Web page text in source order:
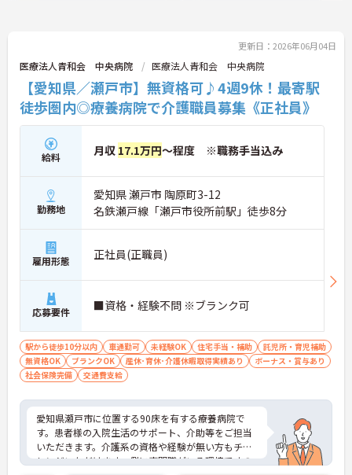
ネジメント職への挑戦も視野に入れていただけま
す。
業環境に加え、産前産後休暇や育児休暇制度がしっ
かりと整備されています。オンとオフの切り替えを
・グループホーム一棟あたりの入居者様20名定員を
常時2～4名のスタッフで支援、国基準を上回る人員
配置や夜間複数名体制が敷かれているため、業務に
追われることなくご利用者様のペースに合わせたサ
ポートが可能です。施設も専用設計で働きやすく、
ご自身の理想とする福祉を実践できる環境が整って
更新日：2026年06月04日
医療法人青和会 中央病院 医療法人青和会 中央病院
【愛知県／瀬戸市】無資格可♪4週9休！最寄駅
徒歩圏内◎療養病院で介護職員募集《正社員》
給料 月収 17.1万円～程度 ※職務手当込み
勤務地
愛知県 瀬戸市 陶原町3-12
名鉄瀬戸線「瀬戸市役所前駅」徒歩8分
雇用形態 正社員(正職員)
応募要件 ■資格・経験不問 ※ブランク可
駅から徒歩10分以内 車通勤可 未経験OK 住宅手当・補助
託児所・育児補助
無資格OK
ブランクOK 産休･育休･介護休暇取得実績あり
ボーナス・賞与あり
社会保険完備
交通費支給
愛知県瀬戸市に位置する90床を有する療養病院で
す。患者様の入院生活のサポート、介助等をご担当
いただきます。介護系の資格や経験が無い方もチャ
レンジいただけます。側に専門職がいる環境ですの